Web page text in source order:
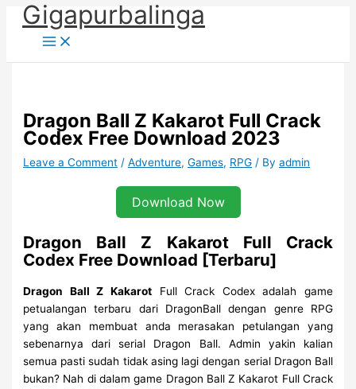
Skip
content
Gigapurbalinga
Dragon Ball Z Kakarot Full Crack
Codex Free Download 2023
Leave a Comment /Adventure,Games, RPG / Byadmin
Download Now
Dragon Ball Z Kakarot Full Crack
Codex Free Download [Terbaru]
Dragon Ball Z KakarotFull Crack Codex adalah game
petualangan terbaru dari DragonBall dengan genre RPG
yang akan membuat anda merasakan petulangan yang
sebenarnya dari serial Dragon Ball. Admin yakin kalian
semua pasti sudah tidak asing lagi dengan serial Dragon Ball
bukan? Nah di dalam game Dragon Ball Z Kakarot Full Crack